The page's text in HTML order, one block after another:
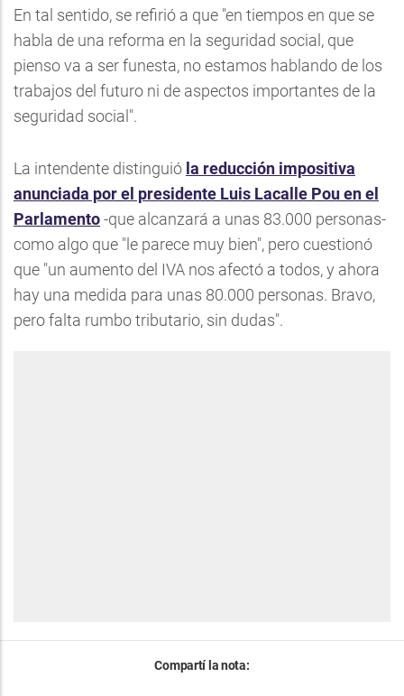
En tal sentido, se refirió a que "en tiempos en que se
habla de una reforma en la seguridad social, que
pienso va a ser funesta, no estamos hablando de los
trabajos del futuro ni de aspectos importantes de la
seguridad social".
La intendente distinguió la reducción impositiva
anunciada por el presidente Luis Lacalle Pou en el
Parlamento-que alcanzará a unas 83.000 personas-
como algo que "le parece muy bien", pero cuestionó
que "un aumento del IVA nos afectó a todos, y ahora
hay una medida para unas 80.000 personas. Bravo,
pero falta rumbo tributario, sin dudas".
Compartí la nota: